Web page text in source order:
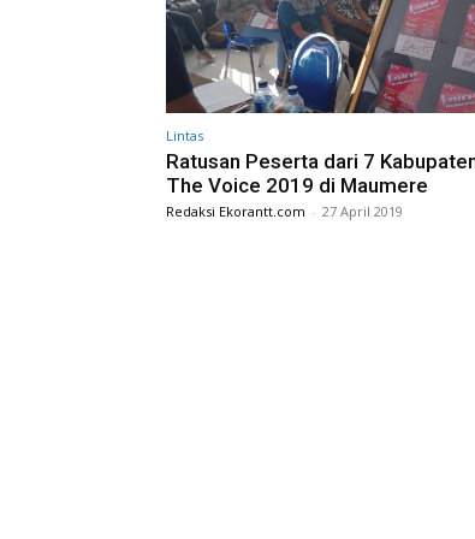
Lintas
Ratusan Peserta dari 7
The Voice 2019 di Maumere
Redaksi Ekorantt.com - 27 April 2019